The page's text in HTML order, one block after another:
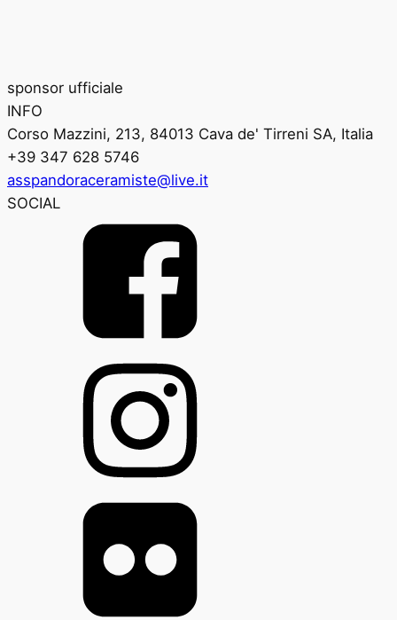
sponsor ufficiale
INFO
Corso Mazzini, 213, 84013 Cava de' Tirreni SA, Italia
+39 347 628 5746
asspandoraceramiste@live.it
SOCIAL